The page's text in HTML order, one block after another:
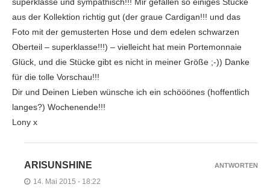
aus der Kollektion richtig gut (der graue Cardigan!!! und das
Foto mit der gemusterten Hose und dem edelen schwarzen
Oberteil – superklasse!!!) – vielleicht hat mein Portemonnaie
Glück, und die Stücke gibt es nicht in meiner Größe ;-)) Danke
für die tolle Vorschau!!!
Dir und Deinen Lieben wünsche ich ein schööönes (hoffentlich
langes?) Wochenende!!!
Lony x
ARISUNSHINE
14. Mai 2015 - 18:22
ANTWORTEN